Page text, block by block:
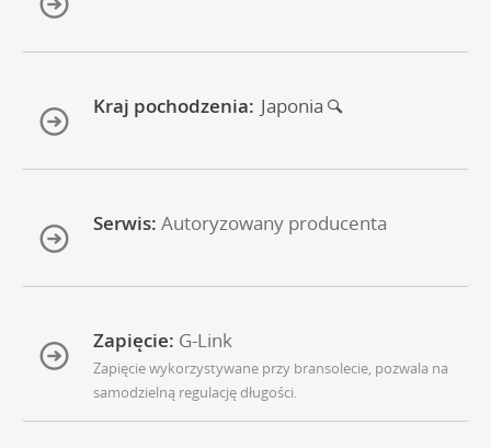
Kraj pochodzenia: Japonia
Serwis: Autoryzowany producenta
Zapięcie: G-Link
Zapięcie wykorzystywane przy bransolecie, pozwala na
samodzielną regulację długości.